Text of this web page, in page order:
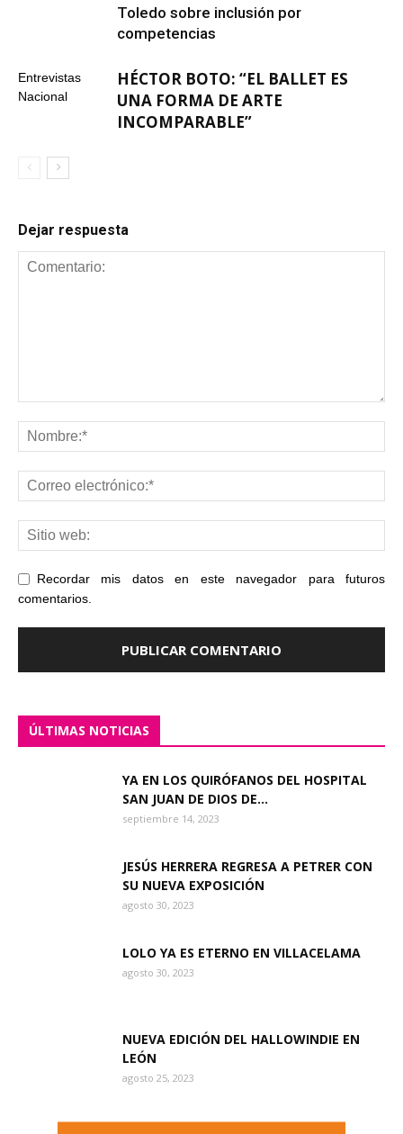
Toledo sobre inclusión por
competencias
Entrevistas
Nacional
HÉCTOR BOTO: “EL BALLET ES
UNA FORMA DE ARTE
INCOMPARABLE”
Dejar respuesta
Recordar mis datos en este navegador para futuros
comentarios.
ÚLTIMAS NOTICIAS
YA EN LOS QUIRÓFANOS DEL HOSPITAL
SAN JUAN DE DIOS DE...
septiembre 14, 2023
JESÚS HERRERA REGRESA A PETRER CON
SU NUEVA EXPOSICIÓN
agosto 30, 2023
LOLO YA ES ETERNO EN VILLACELAMA
agosto 30, 2023
NUEVA EDICIÓN DEL HALLOWINDIE EN
LEÓN
agosto 25, 2023